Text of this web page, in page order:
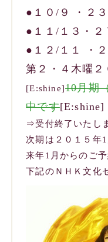
●１０/９ ・２
●１１/１３・
●１２/１１ ・２
第２・４木曜２
[E:shine]10月期
中です[E:shine]
⇒受付終了いたし
次期は２０１５年
来年1月からのご
下記のＮＨＫ文化